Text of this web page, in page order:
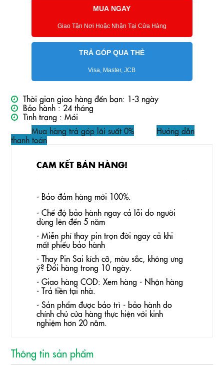
MUA NGAY
Giao Tận Nơi Hoặc Nhận Tại Cửa Hàng
TRẢ GÓP QUA THẺ
Visa, Master, JCB
Thời gian giao hàng đến bạn: 1-3 ngày
Bảo hành : 24 tháng
Tình trạng : Mới
Mua hàng trả góp lãi suất 0%
Hướng dẫn
thanh toán
CAM KẾT BÁN HÀNG!
- Bảo đảm hàng mới 100%.
- Chế độ bảo hành ngay cả lỗi do người
dùng lên đến 5 năm
- Miễn phí thay pin trọn đời ngay cả khi
mất phiếu bảo hành
- Thay Pin Sai kích cỡ, màu sắc, không ưng
ý? Đổi hàng trong 10 ngày.
- Giao hàng COD: Xem hàng - Nhận hàng
- Trả tiền tại nhà.
- Sản phẩm được bảo trì - bảo hành do
chính chủ cửa hàng thực hiện với kinh
nghiệm hơn 20 năm.
Thông tin sản phẩm